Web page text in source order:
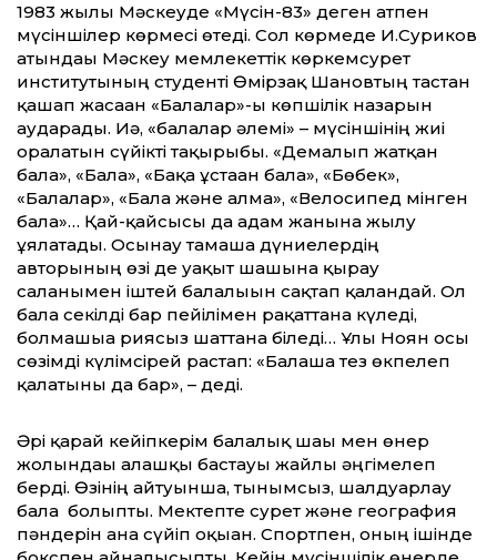
1983 жылы Мәскеуде «Мүсін-83» деген атпен
мүсіншілер көрмесі өтеді. Сол көрмеде И.Суриков
атындағы Мәскеу мемлекеттік көркемсурет
институтының студенті Өмірзақ Шановтың тастан
қашап жасаған «Балалар»-ы көпшілік назарын
аударады. Иә, «балалар әлемі» – мүсіншінің жиі
оралатын сүйікті тақырыбы. «Демалып жатқан
бала», «Бала», «Бақа ұстаған бала», «Бөбек»,
«Балалар», «Бала және алма», «Велосипед мінген
бала»… Қай-қайсысы да адам жанына жылу
ұялатады. Осынау тамаша дүниелердің
авторының өзі де уақыт шашына қырау
салғанымен іштей балалығын сақтап қалғандай. Ол
бала секілді бар пейілімен рақаттана күледі,
болмашыға риясыз шаттана біледі… Ұлы Ноян осы
сөзімді күлімсірей растап: «Балаша тез өкпелеп
қалатыны да бар», – деді.
Әрі қарай кейіпкерім балалық шағы мен өнер
жолындағы алғашқы бастауы жайлы әңгімелеп
берді. Өзінің айтуынша, тынымсыз, шалдуарлау
бала болыпты. Мектепте сурет және география
пәндерін ғана сүйіп оқыған. Спортпен, оның ішінде